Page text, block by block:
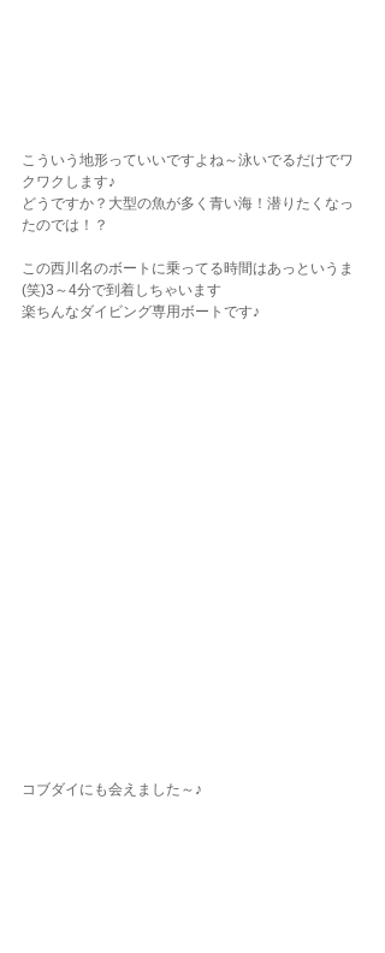
こういう地形っていいですよね～泳いでるだけでワ
クワクします♪
どうですか？大型の魚が多く青い海！潜りたくなっ
たのでは！？
この西川名のボートに乗ってる時間はあっというま
(笑)3～4分で到着しちゃいます
楽ちんなダイビング専用ボートです♪
コブダイにも会えました～♪